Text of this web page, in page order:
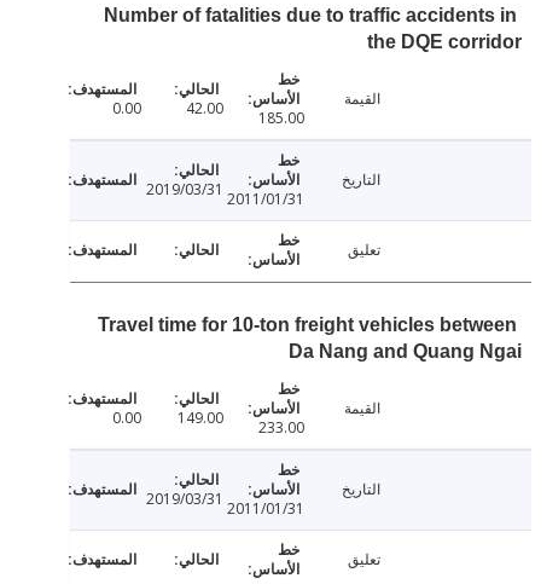
Number of fatalities due to traffic
the DQE
42.00
0.00
2011/01/31
2019/03/31
Travel time for 10-ton freight vehicles
Da Nang and Quang
149.00
0.00
2011/01/31
2019/03/31